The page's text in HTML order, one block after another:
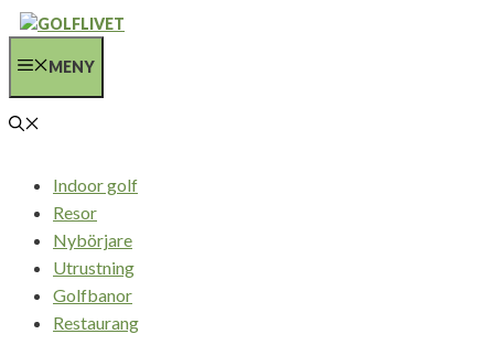
Hoppa
innehållMENY
Indoor golf
Resor
Nybörjare
Utrustning
Golfbanor
Restaurang